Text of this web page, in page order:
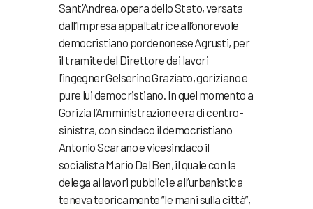
Sant’Andrea, opera dello Stato, versata
dall’Impresa appaltatrice all’onorevole
democristiano pordenonese Agrusti, per
il tramite del Direttore dei lavori
l’ingegner Gelserino Graziato, goriziano e
pure lui democristiano. In quel momento a
Gorizia l’Amministrazione era di centro-
sinistra, con sindaco il democristiano
Antonio Scarano e vicesindaco il
socialista Mario Del Ben, il quale con la
delega ai lavori pubblici e all’urbanistica
teneva teoricamente “le mani sulla città”,